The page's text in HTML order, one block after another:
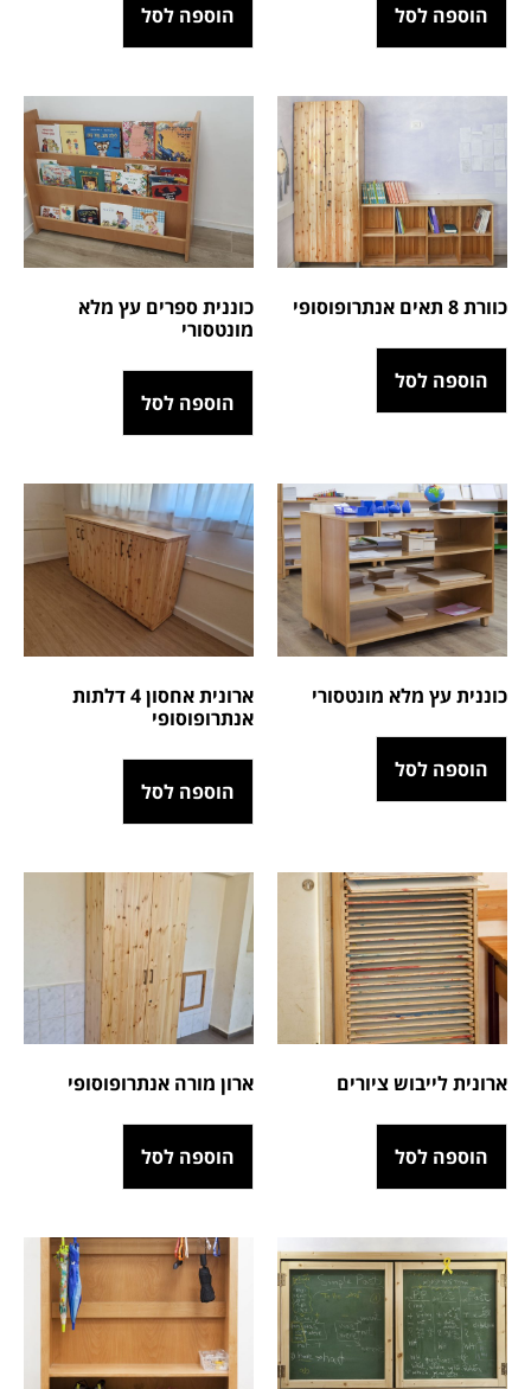
הוספה לסל הוספה לסל
כוורת 8 תאים אנתרופוסופי
הוספה לסל
כוננית ספרים עץ מלא
מונטסורי
הוספה לסל
כוננית עץ מלא מונטסורי
הוספה לסל
ארונית אחסון 4 דלתות
אנתרופוסופי
הוספה לסל
ארונית לייבוש ציורים
הוספה לסל
ארון מורה אנתרופוסופי
הוספה לסל